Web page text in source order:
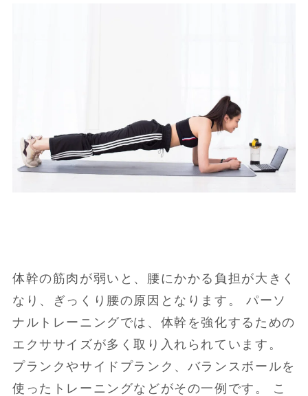
体幹の筋肉が弱いと、腰にかかる負担が大きく
なり、ぎっくり腰の原因となります。 パーソ
ナルトレーニングでは、体幹を強化するための
エクササイズが多く取り入れられています。
プランクやサイドプランク、バランスボールを
使ったトレーニングなどがその一例です。 こ